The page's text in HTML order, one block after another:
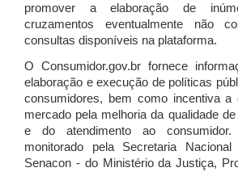
promover a elaboração de
cruzamentos eventualmente não
consultas disponíveis na plataforma.
O Consumidor.gov.br fornece
elaboração e execução de políticas
consumidores, bem como incentiva a
mercado pela melhoria da qualidade
e do atendimento ao
monitorado pela Secretaria
Senacon - do Ministério da Justiça,